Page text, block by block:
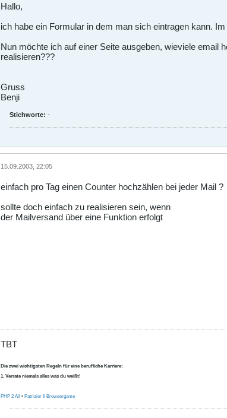
Hallo,
ich habe ein Formular in dem man sich eintragen kann.
Nun möchte ich auf einer Seite ausgeben, wieviele email
realisieren???
Gruss
Benji
Stichworte: -
15.09.2003, 22:05
einfach pro Tag einen Counter hochzählen bei jeder Mail ?
sollte doch einfach zu realisieren sein, wenn
der Mailversand über eine Funktion erfolgt
TBT
Die zwei wichtigsten Regeln für eine berufliche Karriere:
1. Verrate niemals alles was du weißt!
PHP 2 All • Patrizier II Browsergame